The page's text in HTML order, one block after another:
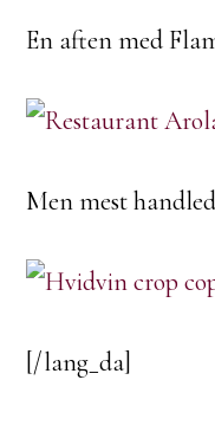
En aften med
Men mest
[/lang_da]